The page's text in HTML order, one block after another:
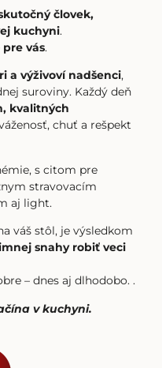
človek,
kuchyni.
pre vás.
a výživoví nadšenci,
suroviny. Každý deň
kvalitných
chuť a rešpekt
s citom pre
stravovacím
aj light.
váš stôl, je výsledkom
snahy robiť veci
– dnes aj dlhodobo. .
v kuchyni.